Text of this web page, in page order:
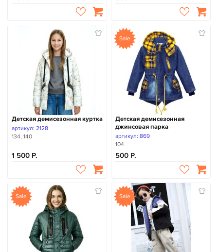
Детская демисезонная куртка
артикул: 2128
134, 140
1 500
Sale
Детская демисезонная
джинсовая парка
артикул: 869
104
500
Sale Sale